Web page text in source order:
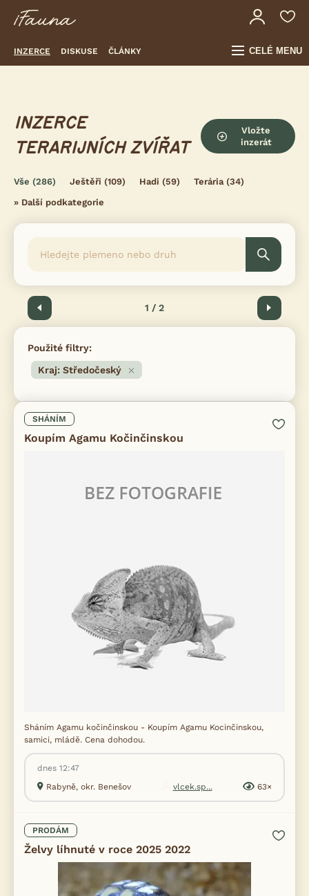
INZERCE DISKUSE ČLÁNKY CELÉ MENU
INZERCE
TERARIJNÍCH ZVÍŘAT
Vložte
inzerát
Vše (286) Ještěři (109) Hadi (59) Terária(34)
» Další podkategorie
Předchozí 1 / 2 Další
Použité filtry:
Kraj: Středočeský
SHÁNÍM
Koupím Agamu Kočinčinskou
Sháním Agamu kočinčinskou - Koupím Agamu Kocinčinskou,
samici, mládě. Cena dohodou.
dnes 12:47
Rabyně, okr. Benešov
vlcek.sp... 63×
PRODÁM
Želvy líhnuté v roce 2025 2022